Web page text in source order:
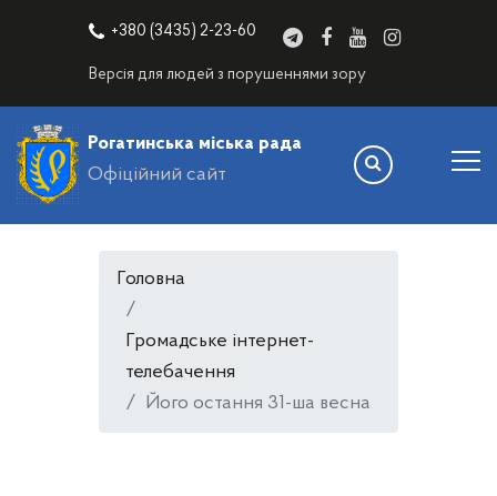
+380 (3435) 2-23-60
Версія для людей з порушеннями зору
Рогатинська міська рада
Офіційний сайт
Головна
Громадське інтернет-
телебачення
Його остання 31-ша весна